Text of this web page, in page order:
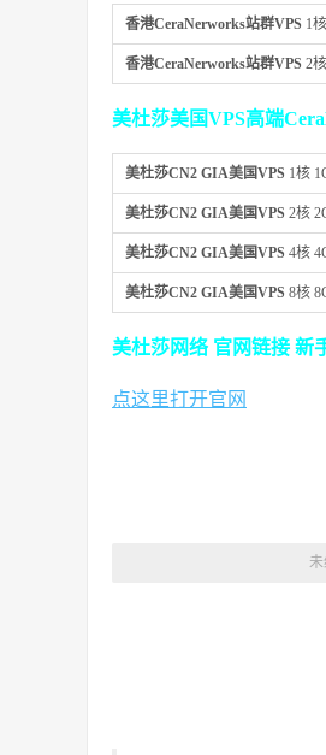
香港CeraNerworks站群VPS 1
香港CeraNerworks站群VPS 2
美杜莎美国VPS高端
美杜莎CN2 GIA美国VPS 1核
美杜莎CN2 GIA美国VPS 2核
美杜莎CN2 GIA美国VPS 4核
美杜莎CN2 GIA美国VPS 8核
美杜莎网络 官网链接 新
点这里打开官网